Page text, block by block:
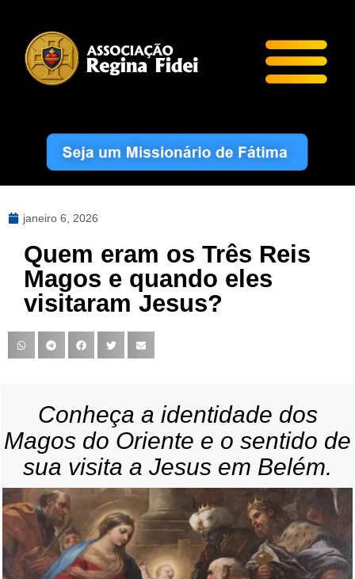
janeiro 6, 2026
Quem eram os Três Reis
Magos e quando eles
visitaram Jesus?
Conheça a identidade dos
Magos do Oriente e o sentido de
sua visita a Jesus em Belém.